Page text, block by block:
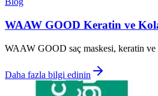
WAAW GOOD Keratin ve
WAAW GOOD saç maskesi, keratin ve
Daha fazla bilgi edinin